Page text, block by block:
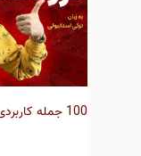
100 جمله کاربردی در فرودگاه